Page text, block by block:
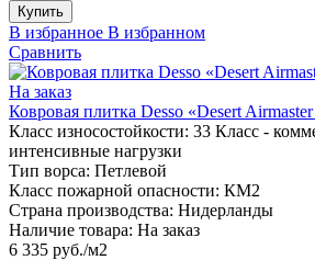
Купить
В избранное В избранном
Сравнить
На заказ
Ковровая плитка Desso «Desert
Класс износостойкости: 33 Класс -
интенсивные нагрузки
Тип ворса: Петлевой
Класс пожарной опасности: КМ2
Страна производства: Нидерланды
Наличие товара: На заказ
6 335 руб./м2